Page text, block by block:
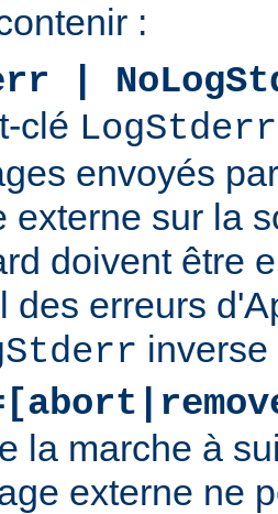
:
|
clé LogStderr
envoyés
externe sur la
doivent être
des erreurs
la marche à
externe ne